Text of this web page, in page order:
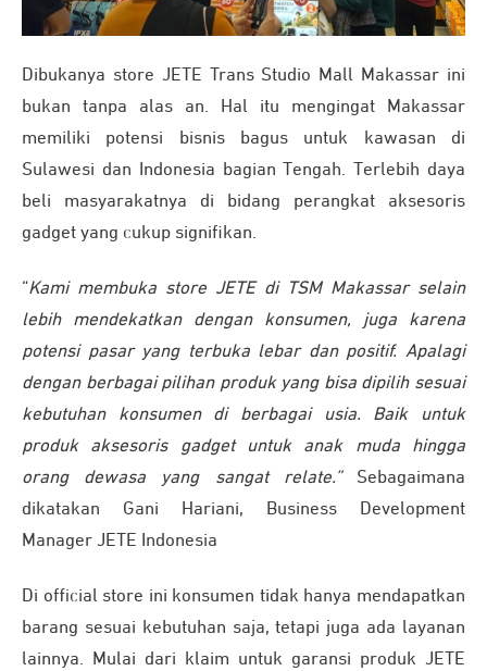
Dibukanya store JETE Trans Studio Mall Makassar ini
bukan tanpa alas an. Hal itu mengingat Makassar
memiliki potensi bisnis bagus untuk kawasan di
Sulawesi dan Indonesia bagian Tengah. Terlebih daya
beli masyarakatnya di bidang perangkat aksesoris
gadget yang cukup signifikan.
“Kami membuka store JETE di TSM Makassar selain
lebih mendekatkan dengan konsumen, juga karena
potensi pasar yang terbuka lebar dan positif. Apalagi
dengan berbagai pilihan produk yang bisa dipilih sesuai
kebutuhan konsumen di berbagai usia. Baik untuk
produk aksesoris gadget untuk anak muda hingga
orang dewasa yang sangat relate.”Sebagaimana
dikatakan Gani Hariani, Business Development
Manager JETE Indonesia
Di official store ini konsumen tidak hanya mendapatkan
barang sesuai kebutuhan saja, tetapi juga ada layanan
lainnya. Mulai dari klaim untuk garansi produk JETE